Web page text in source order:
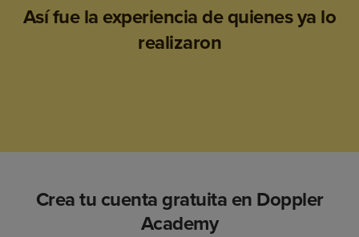
Así fue la experiencia de quienes ya lo
realizaron
Crea tu cuenta gratuita en Doppler
Academy